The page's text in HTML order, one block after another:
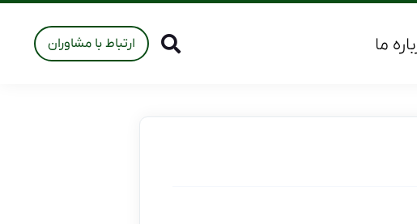
ما ارتباط با مشاوران